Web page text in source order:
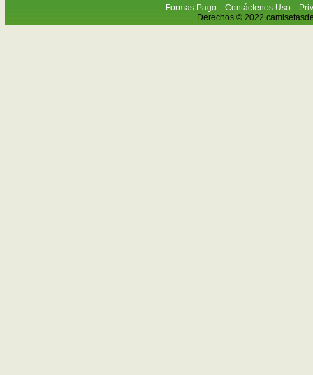
Formas Pago Contáctenos Uso
Derechos © 2022